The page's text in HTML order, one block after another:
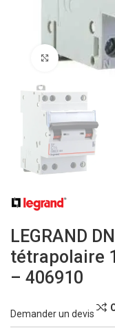
Click to
LEGRAND
tétrapolaire
– 406910
Demander un devis